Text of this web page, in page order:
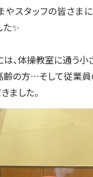
やスタッフの皆さま
た✨
、体操教室に通う小
齢の方…そして従業
ました。